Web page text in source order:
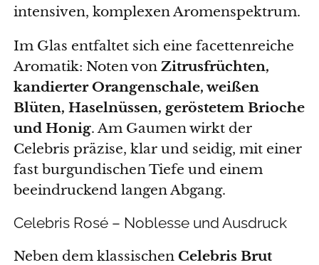
intensiven, komplexen Aromenspektrum.
Im Glas entfaltet sich eine facettenreiche
Aromatik: Noten von Zitrusfrüchten,
kandierter Orangenschale, weißen
Blüten, Haselnüssen, geröstetem Brioche
und Honig. Am Gaumen wirkt der
Celebris präzise, klar und seidig, mit einer
fast burgundischen Tiefe und einem
beeindruckend langen Abgang.
Celebris Rosé – Noblesse und Ausdruck
Neben dem klassischen Celebris Brut